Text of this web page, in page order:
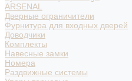
ARSENAL
Дверные ограничители
Фурнитура для входных дверей
Доводчики
Комплекты
Навесные замки
Номера
Раздвижные системы